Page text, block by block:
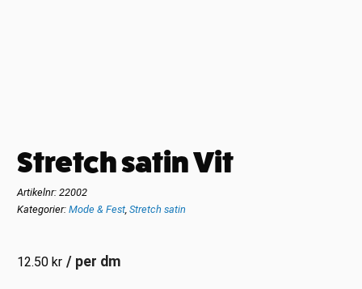
Stretch satin Vit
Artikelnr:22002
Kategorier:Mode & Fest ,Stretch satin
12.50kr / per dm